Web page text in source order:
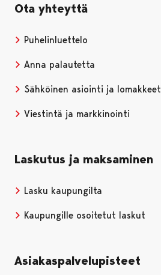
Ota yhteyttä
Puhelinluettelo
Anna palautetta
Sähköinen asiointi ja lomakkeet
Viestintä ja markkinointi
Laskutus ja maksaminen
Lasku kaupungilta
Kaupungille osoitetut laskut
Asiakaspalvelupisteet